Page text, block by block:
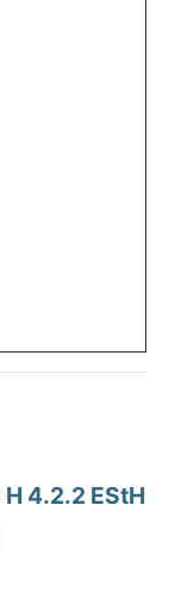
H 4.2.2 EStH